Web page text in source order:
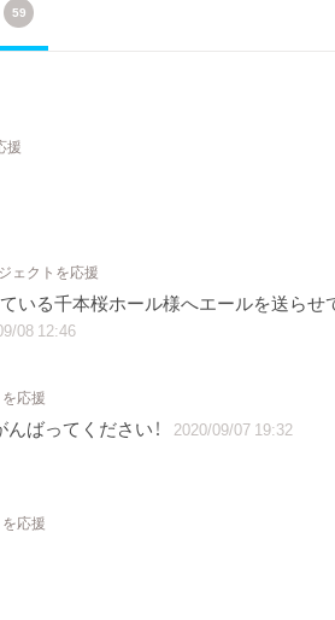
59
援
ェクトを応援
いる千本桜ホール様へエールを送らせ
08 12:46
応援
ばってください！ 2020/09/07 19:32
応援